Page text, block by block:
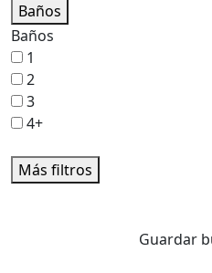
Baños
Baños
1
2
3
4+
Más filtros
Guardar